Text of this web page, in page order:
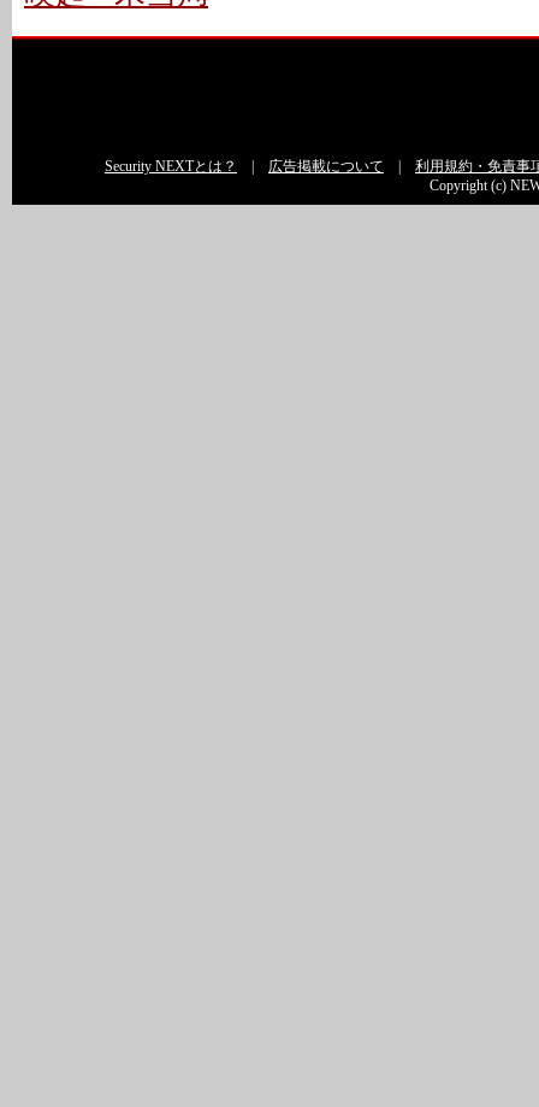
Security NEXTとは？ 広告掲載について
利用規約・免責事
Copyright (c)